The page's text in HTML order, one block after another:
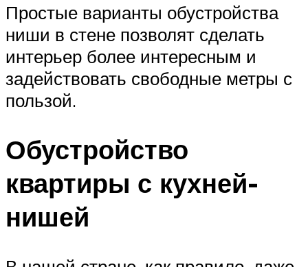
Простые варианты обустройства
ниши в стене позволят сделать
интерьер более интересным и
задействовать свободные метры с
пользой.
Обустройство
квартиры с кухней-
нишей